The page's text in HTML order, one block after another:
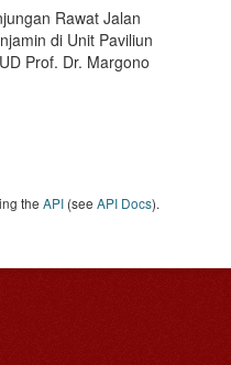
Rawat Jalan
di Unit Paviliun
Prof. Dr. Margono
the API (see API Docs).